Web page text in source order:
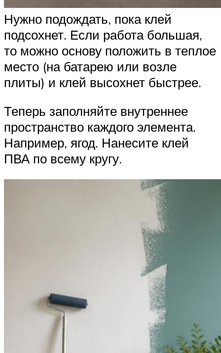
Нужно подождать, пока клей
подсохнет. Если работа большая,
то можно основу положить в теплое
место (на батарею или возле
плиты) и клей высохнет быстрее.
Теперь заполняйте внутреннее
пространство каждого элемента.
Например, ягод. Нанесите клей
ПВА по всему кругу.